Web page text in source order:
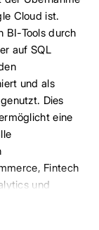
Cloud ist.
BI-Tools durch
auf SQL
und als
Dies
eine
Fintech
und